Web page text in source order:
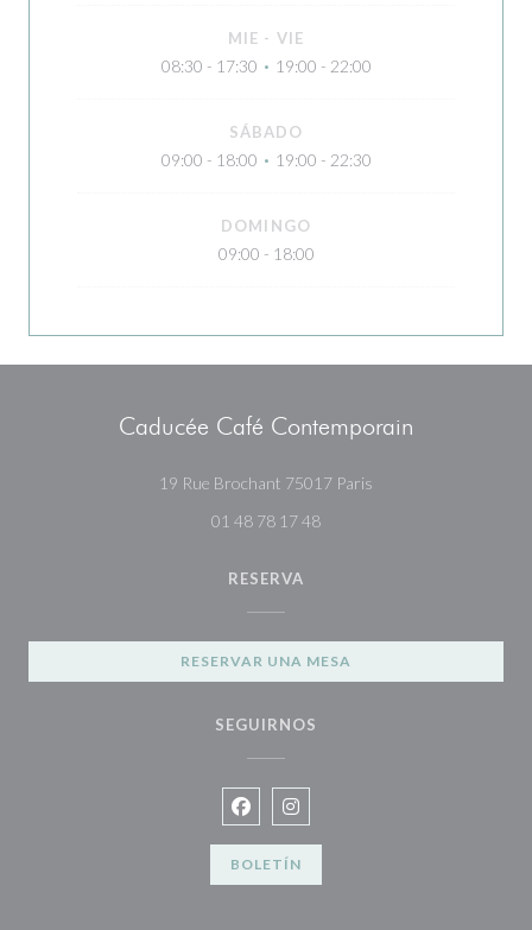
MIE - VIE
08:30 - 17:30 • 19:00 - 22:00
SÁBADO
09:00 - 18:00 • 19:00 - 22:30
DOMINGO
09:00 - 18:00
Caducée Café Contemporain
19 Rue Brochant 75017 Paris
01 48 78 17 48
RESERVA
RESERVAR UNA MESA
SEGUIRNOS
Facebook ((abre en una nueva
Instagram ((abre en una
BOLETÍN